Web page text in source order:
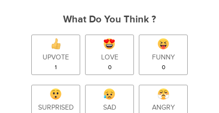
What Do You Think ?
UPVOTE
1
LOVE
0
FUNNY
0
SURPRISED SAD ANGRY